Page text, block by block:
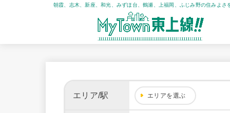
朝霞、志木、新座、和光、みずほ台、鶴瀬、上福岡、ふじみ野の住みよさ
エリア/駅 エリアを選ぶ